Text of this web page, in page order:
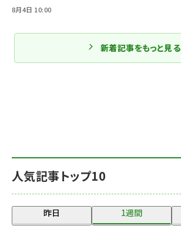
人気記事トップ10
昨日 1週間
8月4日 10:00
新着記事をもっと見る